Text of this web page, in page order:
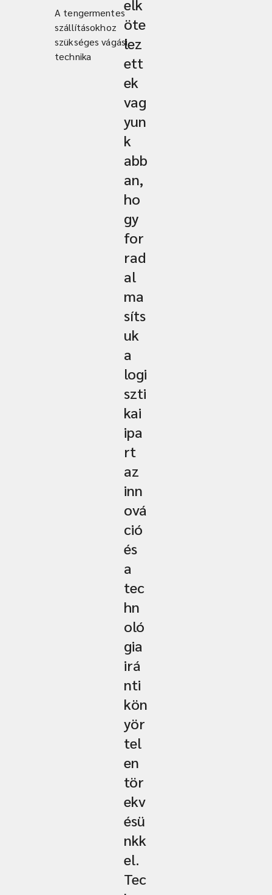
A tengermentes
szállításokhoz
szükséges vágási
technika
elk
öte
lez
ett
ek
vag
yun
k
abb
an,
ho
gy
for
rad
al
ma
síts
uk
a
logi
szti
kai
ipa
rt
az
inn
ová
ció
és
a
tec
hn
oló
gia
irá
nti
kön
yör
tel
en
tör
ekv
ésü
nkk
el.
Tec